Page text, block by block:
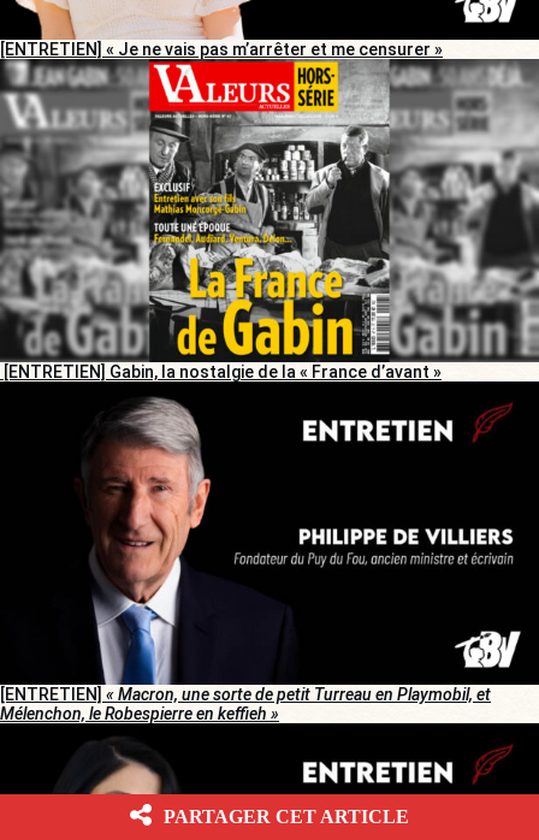
[ENTRETIEN] « Je ne vais pas m’arrêter et me censurer »
[ENTRETIEN] Gabin, la nostalgie de la « France d’avant »
[ENTRETIEN] « Macron, une sorte de petit Turreau en Playmobil, et
Mélenchon, le Robespierre en keffieh »
PARTAGER CET ARTICLE